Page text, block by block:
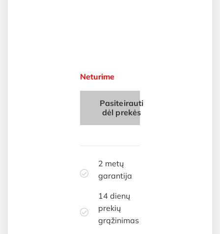
Neturime
Pasiteirauti
dėl prekės
2 metų
garantija
14 dienų
prekių
grąžinimas